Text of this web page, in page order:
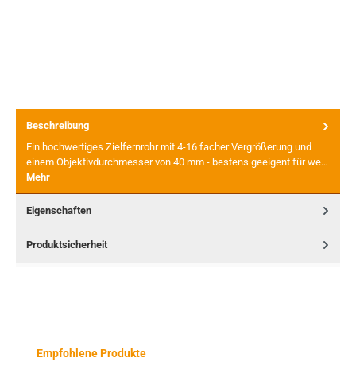
Beschreibung
Ein hochwertiges Zielfernrohr mit 4-16 facher Vergrößerung und
einem Objektivdurchmesser von 40 mm - bestens geeigent für we…
Mehr
Eigenschaften
Produktsicherheit
Produktgalerie überspringen
Empfohlene Produkte